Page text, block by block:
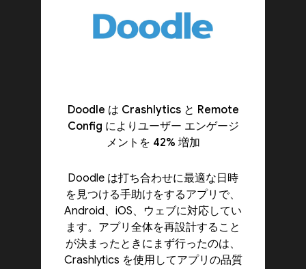
Doodle は Crashlytics と Remote
Config によりユーザー エンゲージ
メントを 42% 増加
Doodle は打ち合わせに最適な日時
を見つける手助けをするアプリで、
Android、iOS、ウェブに対応してい
ます。アプリ全体を再設計すること
が決まったときにまず行ったのは、
Crashlytics を使用してアプリの品質